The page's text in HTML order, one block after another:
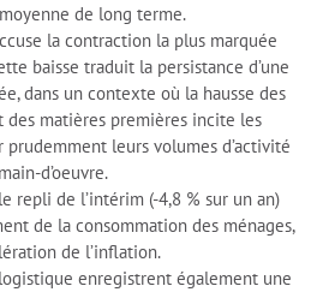
de long terme.
la contraction la plus marquée
baisse traduit la persistance d’une
dans un contexte où la hausse des
des matières premières incite les
prudemment leurs volumes d’activité
d’oeuvre.
repli de l’intérim (-4,8 % sur un an)
de la consommation des ménages,
de l’inflation.
enregistrent également une